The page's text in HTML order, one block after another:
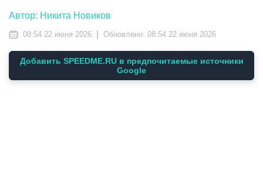
Автор: Никита Новиков
08:54 22 июня 2026 Обновлено: 08:54 22 июня 2026
Добавить SPEEDME.RU в предпочитаемые источники
Google